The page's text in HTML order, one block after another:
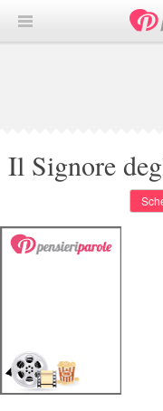
Il Signore